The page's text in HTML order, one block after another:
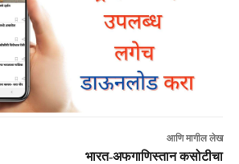
आणि मागील लेख
भारत-अफगाणिस्तान कसोटीचा